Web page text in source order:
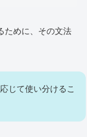
ために、その文法
じて使い分けるこ